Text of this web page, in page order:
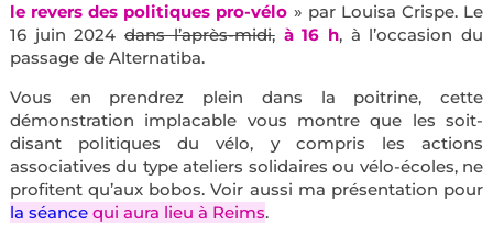
le revers des politiques pro-vélo » par Louisa Crispe. Le
16 juin 2024dans l’après-midi, à 16 h, à l’occasion du
passage de Alternatiba.
Vous en prendrez plein dans la poitrine, cette
démonstration implacable vous montre que les soit-
disant politiques du vélo, y compris les actions
associatives du type ateliers solidaires ou vélo-écoles, ne
profitent qu’aux bobos. Voir aussi ma présentation pour
la séance qui aura lieu à Reims.